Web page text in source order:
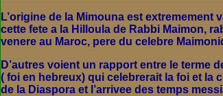
L’origine de la Mimouna est extremement
cette fete a la Hilloula de Rabbi Maimon,
venere au Maroc, pere du celebre
D’autres voient un rapport entre le terme
( foi en hebreux) qui celebrerait la foi et la
de la Diaspora et l’arrivee des temps